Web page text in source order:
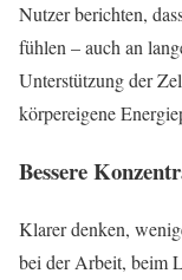
Nutzer berichten,
fühlen – auch an
Unterstützung der
körpereigene
Bessere
Klarer denken,
bei der Arbeit, beim